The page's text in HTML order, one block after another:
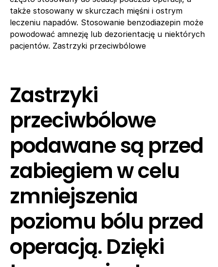
także stosowany w skurczach mięśni i ostrym
leczeniu napadów. Stosowanie benzodiazepin może
powodować amnezję lub dezorientację u niektórych
pacjentów. Zastrzyki przeciwbólowe
Zastrzyki
przeciwbólowe
podawane są przed
zabiegiem w celu
zmniejszenia
poziomu bólu przed
operacją. Dzięki